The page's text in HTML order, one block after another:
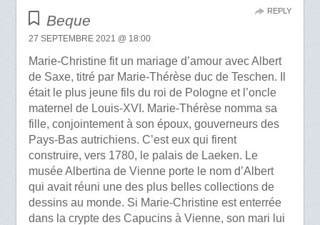
Beque
27 SEPTEMBRE 2021 @ 18:00
Marie-Christine fit un mariage d’amour avec Albert
de Saxe, titré par Marie-Thérèse duc de Teschen. Il
était le plus jeune fils du roi de Pologne et l’oncle
maternel de Louis-XVI. Marie-Thérèse nomma sa
fille, conjointement à son époux, gouverneurs des
Pays-Bas autrichiens. C’est eux qui firent
construire, vers 1780, le palais de Laeken. Le
musée Albertina de Vienne porte le nom d’Albert
qui avait réuni une des plus belles collections de
dessins au monde. Si Marie-Christine est enterrée
dans la crypte des Capucins à Vienne, son mari lui
REPLY